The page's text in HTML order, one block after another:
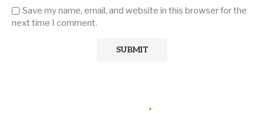
Save my name, email, and website in this browser for the
next time I comment.